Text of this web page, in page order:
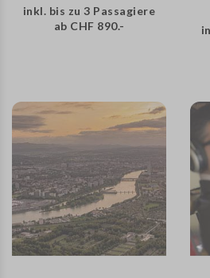
inkl. bis zu 3 Passagiere
ab CHF 890.-